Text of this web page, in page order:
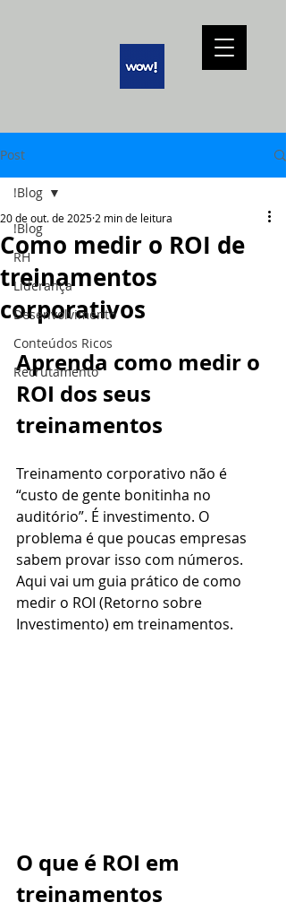
Post
!Blog
RH
Liderança
Desenvolvimento
Conteúdos Ricos
Recrutamento
!Blog
Como medir o ROI de
treinamentos
corporativos
20 de out. de 2025 2 min de leitura
Aprenda como medir o
ROI dos seus
treinamentos
Treinamento corporativo não é
“custo de gente bonitinha no
auditório”. É investimento. O
problema é que poucas empresas
sabem provar isso com números.
Aqui vai um guia prático de como
medir o ROI (Retorno sobre
Investimento) em treinamentos.
O que é ROI em
treinamentos